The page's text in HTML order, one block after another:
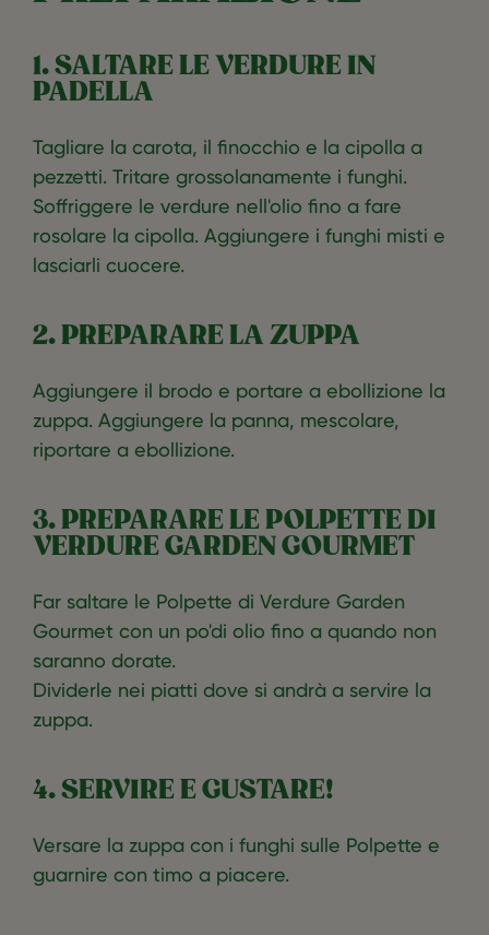
1. SALTARE LE VERDURE IN
PADELLA
Tagliare la carota, il finocchio e la cipolla a
pezzetti. Tritare grossolanamente i funghi.
Soffriggere le verdure nell'olio fino a fare
rosolare la cipolla. Aggiungere i funghi misti e
lasciarli cuocere.
2. PREPARARE LA ZUPPA
Aggiungere il brodo e portare a ebollizione la
zuppa. Aggiungere la panna, mescolare,
riportare a ebollizione.
3. PREPARARE LE POLPETTE DI
VERDURE GARDEN GOURMET
Far saltare le Polpette di Verdure Garden
Gourmet con un po'di olio fino a quando non
saranno dorate.
Dividerle nei piatti dove si andrà a servire la
zuppa.
4. SERVIRE E GUSTARE!
Versare la zuppa con i funghi sulle Polpette e
guarnire con timo a piacere.